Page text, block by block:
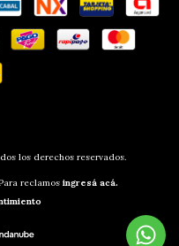
los derechos reservados.
reclamos ingresá acá.